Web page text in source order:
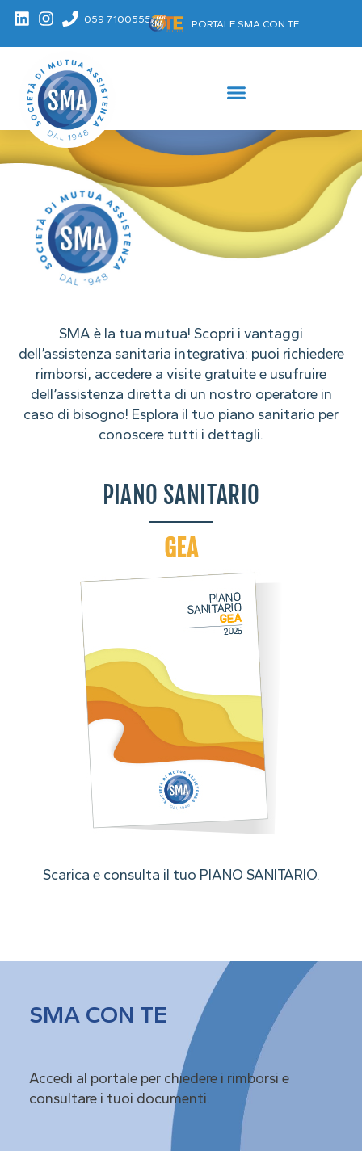
059 7100555 PORTALE SMA CON TE
SMA è la tua mutua! Scopri i vantaggi
dell’assistenza sanitaria integrativa: puoi richiedere
rimborsi, accedere a visite gratuite e usufruire
dell’assistenza diretta di un nostro operatore in
caso di bisogno! Esplora il tuo piano sanitario per
conoscere tutti i dettagli.
PIANO SANITARIO
GEA
Scarica e consulta il tuo PIANO SANITARIO.
SMA CON TE
Accedi al portale per chiedere i rimborsi e
consultare i tuoi documenti.